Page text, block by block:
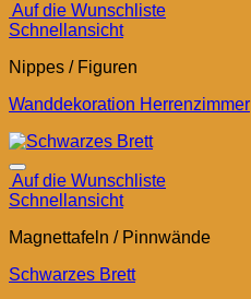
Auf die Wunschliste
Schnellansicht
Nippes / Figuren
Wanddekoration Herrenzimmer
Auf die Wunschliste
Schnellansicht
Magnettafeln / Pinnwände
Schwarzes Brett